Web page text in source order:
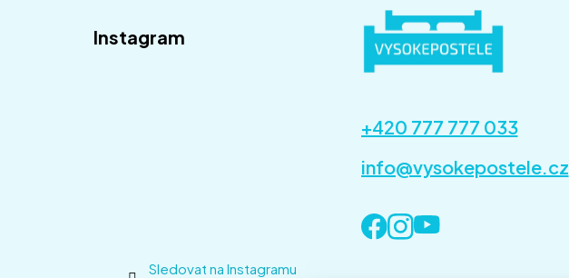
Instagram
Sledovat na Instagramu
+420 777 777 033
info@vysokepostele.cz